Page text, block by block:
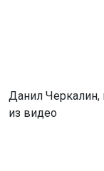
Данил
из видео